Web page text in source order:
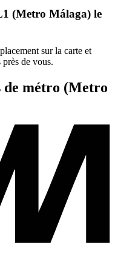
(Metro Málaga) le
sur la carte et
de vous.
de métro (Metro